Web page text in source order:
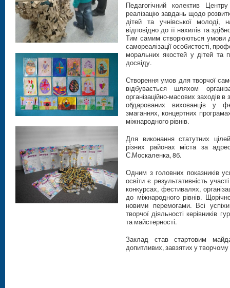
Педагогічний колектив
реалізацію завдань щодо
дітей та учнівської молоді,
відповідно до її нахилів та
Тим самим створюються умови
самореалізації особистості,
моральних якостей у дітей та
досвіду.
Створення умов для творчої
відбувається шляхом
організаційно-масових заходів в
обдарованих вихованців у
змаганнях, концертних
міжнародного рівнів.
Для виконання статутних
різних районах міста за
С.Москаленка, 8б.
Одним з головних показників
освіти є результативність
конкурсах, фестивалях,
до міжнародного рівнів.
новими перемогами. Всі
творчої діяльності керівників
та майстерності.
Заклад став стартовим
допитливих, завзятих у